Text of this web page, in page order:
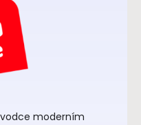
moderním